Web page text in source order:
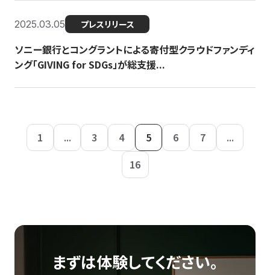
2025.03.05 プレスリリース
ソニー銀行とコングラントによる寄付型クラウドファンディ
ング「GIVING for SDGs」が総支援...
1 ... 3 4 5 6 7
...
16
まずは体験してください。